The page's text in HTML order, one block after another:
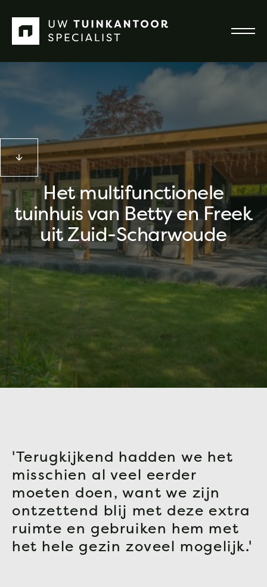
Het multifunctionele
tuinhuis van Betty en Freek
uit Zuid-Scharwoude
'Terugkijkend hadden we het
misschien al veel eerder
moeten doen, want we zijn
ontzettend blij met deze extra
ruimte en gebruiken hem met
het hele gezin zoveel mogelijk.'